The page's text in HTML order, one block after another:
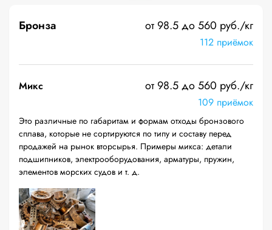
Бронза от 98.5 до 560 руб./кг
112 приёмок
Микс от 98.5 до 560 руб./кг
109 приёмок
Это различные по габаритам и формам отходы бронзового
сплава, которые не сортируются по типу и составу перед
продажей на рынок вторсырья. Примеры микса: детали
подшипников, электрооборудования, арматуры, пружин,
элементов морских судов и т. д.